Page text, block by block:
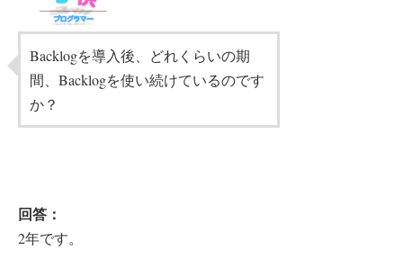
Backlogを導入後、どれくらいの期
間、Backlogを使い続けているのです
か？
回答：
2年です。